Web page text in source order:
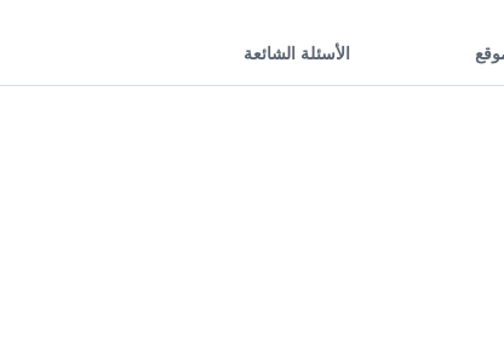
الأسئلة الشائعة